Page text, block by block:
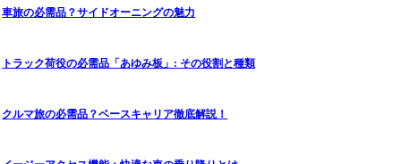
車旅の必需品？サイドオーニングの魅力
トラック荷役の必需品「あゆみ板」: その役割と種類
クルマ旅の必需品？ベースキャリア徹底解説！